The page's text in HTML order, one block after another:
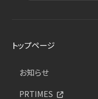
トップページ
お知らせ
PRTIMES